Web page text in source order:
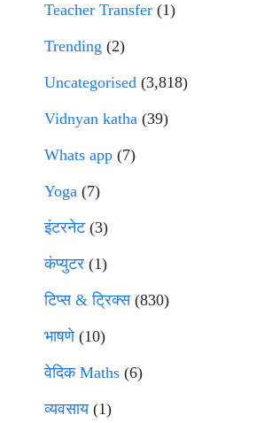
Teacher Transfer (1)
Trending (2)
Uncategorised (3,818)
Vidnyan katha (39)
Whats app (7)
Yoga (7)
इंटरनेट(3)
कंप्युटर (1)
टिप्स & ट्रिक्स(830)
भाषणे(10)
वेदिक Maths (6)
व्यवसाय(1)